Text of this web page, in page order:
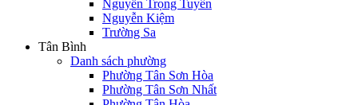
Nguyễn Trọng Tuyển
Nguyễn Kiệm
Trường Sa
Tân Bình
Danh sách phường
Phường Tân Sơn Hòa
Phường Tân Sơn Nhất